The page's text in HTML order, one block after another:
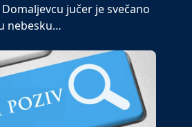
Domaljevcu jučer je svečano
nebesku…